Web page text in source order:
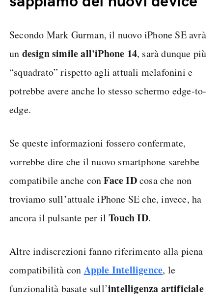
Secondo Mark Gurman, il nuovo iPhone SE avrà
un design simile all'iPhone 14, sarà dunque più
“squadrato” rispetto agli attuali melafonini e
potrebbe avere anche lo stesso schermo edge-to-
edge.
Se queste informazioni fossero confermate,
vorrebbe dire che il nuovo smartphone sarebbe
compatibile anche conFace IDcosa che non
troviamo sull’attuale iPhone SE che, invece, ha
ancora il pulsante per ilTouchID.
Altre indiscrezioni fanno riferimento alla piena
compatibilità con Apple Intelligence, le
funzionalità basate sull’intelligenza artificiale